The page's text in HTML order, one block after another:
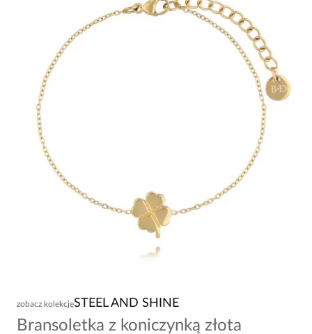
zobacz kolekcjęSTEEL AND SHINE
Bransoletka z koniczynką złota